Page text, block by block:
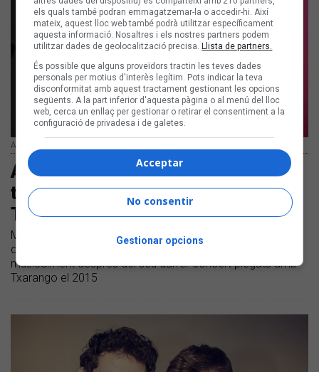
Alguer Miquel i Marcel Lázara | Arxiu Luup Records
Alguer Miquel i Marcel Lázara
tornen a cantar junts després de
Txarango a «Joc de mans»
Marcel i Júlia i Alguer Miquel col·laboren al nou tema «Joc
de mans» |Alguer Miquel i Marcel Lázara s'han retrobat
musicalment després del seu darrer concert plegats amb
Txarango el 2015
els quals també podran emmagatzemar-la o accedir-hi. Així
mateix, aquest lloc web també podrà utilitzar específicament
aquesta informació. Nosaltres i els nostres partners podem
utilitzar dades de geolocalització precisa. Llista de partners.
És possible que alguns proveïdors tractin les teves dades
personals per motius d'interès legítim. Pots indicar la teva
disconformitat amb aquest tractament gestionant les opcions
següents. A la part inferior d'aquesta pàgina o al menú del lloc
web, cerca un enllaç per gestionar o retirar el consentiment a la
configuració de privadesa i de galetes.
Acceptar
No consentir
Gestionar opcions